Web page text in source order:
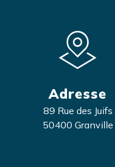
Adresse
89 Rue des Juifs
50400 Granville